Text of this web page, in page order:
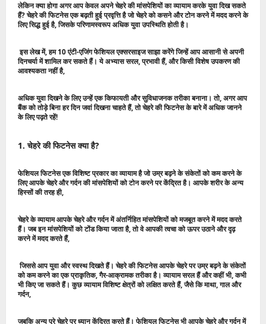
लेकिन क्या होगा अगर आप केवल अपने चेहरे की मांसपेशियों का व्यायाम करके युवा दिख सकते
हैं? चेहरे की फिटनेस एक बढ़ती हुई प्रवृत्ति है जो चेहरे को कसने और टोन करने में मदद करने के
लिए सिद्ध हुई है, जिसके परिणामस्वरूप अधिक युवा उपस्थिति होती है।
इस लेख में, हम 10 एंटी-एजिंग फेशियल एक्सरसाइज साझा करेंगे जिन्हें आप आसानी से अपनी
दिनचर्या में शामिल कर सकते हैं। ये अभ्यास सरल, प्रभावी हैं, और किसी विशेष उपकरण की
आवश्यकता नहीं है,
अधिक युवा दिखने के लिए उन्हें एक किफायती और सुविधाजनक तरीका बनाना। तो, अगर आप
बैंक को तोड़े बिना हर दिन जवां दिखना चाहते हैं, तो चेहरे की फिटनेस के बारे में अधिक जानने
के लिए पढ़ते रहें!
1. चेहरे की फिटनेस क्या है?
फेशियल फिटनेस एक विशिष्ट प्रकार का व्यायाम है जो उम्र बढ़ने के संकेतों को कम करने के
लिए आपके चेहरे और गर्दन की मांसपेशियों को टोन करने पर केंद्रित है। आपके शरीर के अन्य
हिस्सों की तरह ही,
चेहरे के व्यायाम आपके चेहरे और गर्दन में अंतर्निहित मांसपेशियों को मजबूत करने में मदद करते
हैं। जब इन मांसपेशियों को टोंड किया जाता है, तो वे आपकी त्वचा को ऊपर उठाने और दृढ़
करने में मदद करते हैं,
जिससे आप युवा और स्वस्थ दिखते हैं। चेहरे की फिटनेस आपके चेहरे पर उम्र बढ़ने के संकेतों
को कम करने का एक प्राकृतिक, गैर-आक्रामक तरीका है। व्यायाम सरल हैं और कहीं भी, कभी
भी किए जा सकते हैं। कुछ व्यायाम विशिष्ट क्षेत्रों को लक्षित करते हैं, जैसे कि माथा, गाल और
गर्दन,
जबकि अन्य पूरे चेहरे पर ध्यान केंद्रित करते हैं। फेशियल फिटनेस भी आपके चेहरे और गर्दन में